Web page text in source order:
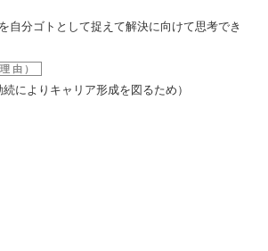
自分ゴトとして捉えて解決に向けて思考でき
由）
によりキャリア形成を図るため）